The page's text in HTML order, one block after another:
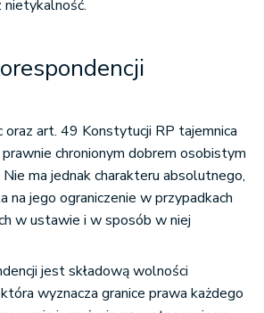
nietykalność.
oraz art. 49 Konstytucji RP tajemnica
chronionym dobrem osobistym
ma jednak charakteru absolutnego,
na jego ograniczenie w przypadkach
w ustawie i w sposób w niej
jest składową wolności
wyznacza granice prawa każdego